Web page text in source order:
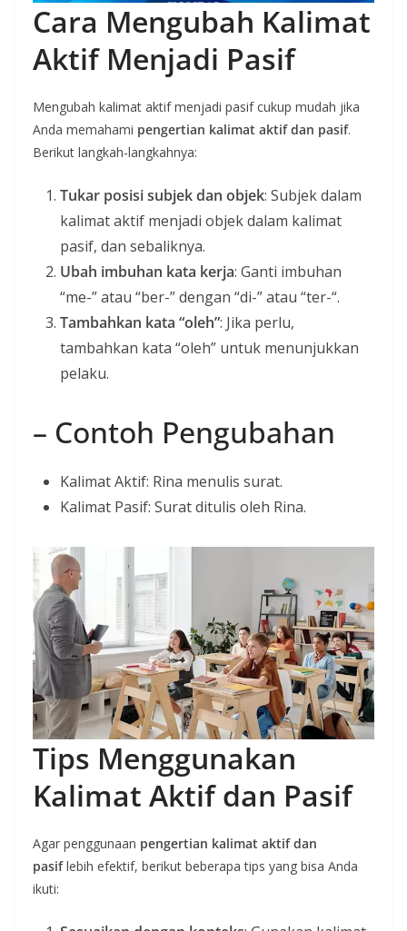
Cara Mengubah Kalimat
Aktif Menjadi Pasif
Mengubah kalimat aktif menjadi pasif cukup mudah jika
Anda memahami pengertian kalimat aktif dan pasif.
Berikut langkah-langkahnya:
Tukar posisi subjek dan objek: Subjek dalam
kalimat aktif menjadi objek dalam kalimat
pasif, dan sebaliknya.
Ubah imbuhan kata kerja: Ganti imbuhan
“me-” atau “ber-” dengan “di-” atau “ter-“.
Tambahkan kata “oleh”: Jika perlu,
tambahkan kata “oleh” untuk menunjukkan
pelaku.
– Contoh Pengubahan
Kalimat Aktif: Rina menulis surat.
Kalimat Pasif: Surat ditulis oleh Rina.
Tips Menggunakan
Kalimat Aktif dan Pasif
Agar penggunaan pengertian kalimat aktif dan
pasiflebih efektif, berikut beberapa tips yang bisa Anda
ikuti: